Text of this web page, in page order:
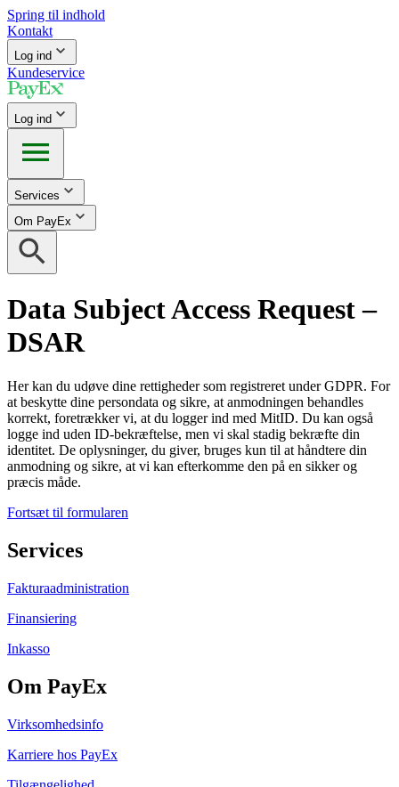
Spring til indhold
Kontakt
Log ind
Kundeservice
Log ind
Services
Om PayEx
Data Subject Access Request –
DSAR
Her kan du udøve dine rettigheder som registreret under GDPR. For
at beskytte dine persondata og sikre, at anmodningen behandles
korrekt, foretrækker vi, at du logger ind med MitID. Du kan også
logge ind uden ID-bekræftelse, men vi skal stadig bekræfte din
identitet. De oplysninger, du giver, bruges kun til at håndtere din
anmodning og sikre, at vi kan efterkomme den på en sikker og
præcis måde.
Fortsæt til formularen
Services
Fakturaadministration
Finansiering
Inkasso
Om PayEx
Virksomhedsinfo
Karriere hos PayEx